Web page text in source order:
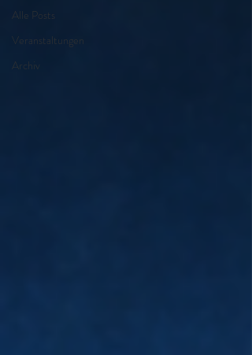
Alle Posts
Veranstaltungen
Archiv